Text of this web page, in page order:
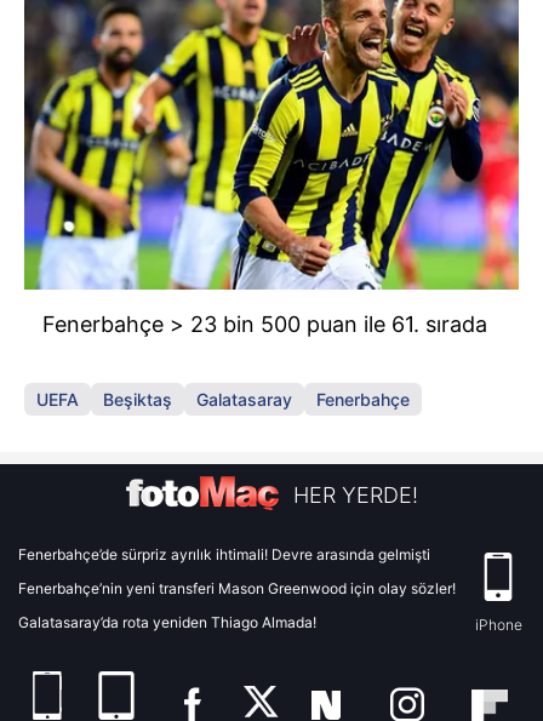
Fenerbahçe > 23 bin 500 puan ile 61. sırada
UEFA Beşiktaş Galatasaray Fenerbahçe
HER YERDE!
Fenerbahçe’de sürpriz ayrılık ihtimali! Devre arasında gelmişti
Fenerbahçe’nin yeni transferi Mason Greenwood için olay sözler!
Galatasaray’da rota yeniden Thiago Almada!
iPhone